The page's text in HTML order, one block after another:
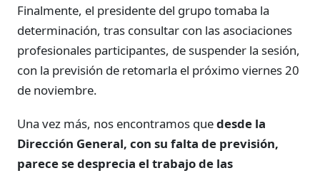
Finalmente, el presidente del grupo tomaba la
determinación, tras consultar con las asociaciones
profesionales participantes, de suspender la sesión,
con la previsión de retomarla el próximo viernes 20
de noviembre.
Una vez más, nos encontramos quedesde la
Dirección General, con su falta de previsión,
parece se desprecia el trabajo de las